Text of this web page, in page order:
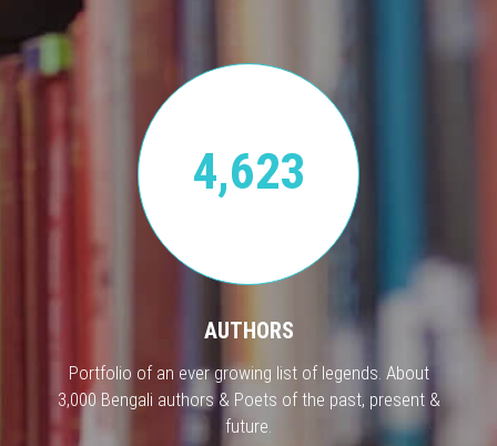
4,623
AUTHORS
Portfolio of an ever growing list of legends. About
3,000 Bengali authors & Poets of the past, present &
future.